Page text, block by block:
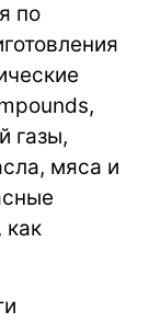
по
газы,
мяса и
как